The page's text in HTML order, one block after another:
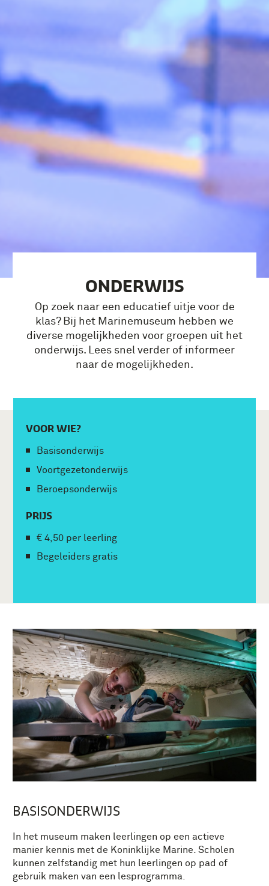
ONDERWIJS
Op zoek naar een educatief uitje voor de
klas? Bij het Marinemuseum hebben we
diverse mogelijkheden voor groepen uit het
onderwijs. Lees snel verder of informeer
naar de mogelijkheden.
VOOR WIE?
Basisonderwijs
Voortgezetonderwijs
Beroepsonderwijs
PRIJS
€ 4,50 per leerling
Begeleiders gratis
BASISONDERWIJS
In het museum maken leerlingen op een actieve
manier kennis met de Koninklijke Marine. Scholen
kunnen zelfstandig met hun leerlingen op pad of
gebruik maken van een lesprogramma.